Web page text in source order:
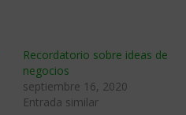
Recordatorio sobre ideas de
negocios
septiembre 16, 2020
Entrada similar